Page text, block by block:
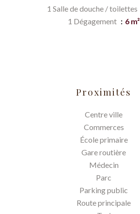
1 Salle de douche / toilettes
1 Dégagement
6 m²
Proximités
Centre ville
Commerces
École primaire
Gare routière
Médecin
Parc
Parking public
Route principale